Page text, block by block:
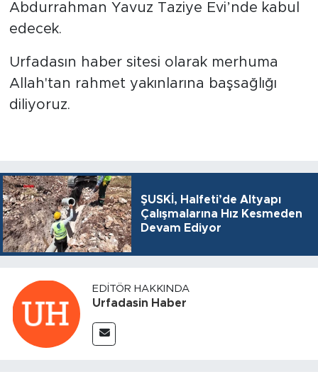
Abdurrahman Yavuz Taziye Evi’nde kabul
edecek.
Urfadasın haber sitesi olarak merhuma
Allah'tan rahmet yakınlarına başsağlığı
diliyoruz.
ŞUSKİ, Halfeti’de Altyapı
Çalışmalarına Hız Kesmeden
Devam Ediyor
EDITÖR HAKKINDA
Urfadasin Haber